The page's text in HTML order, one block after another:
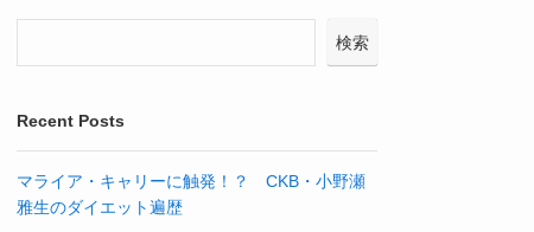
検索
Recent Posts
マライア・キャリーに触発！？ CKB・小野瀬
雅生のダイエット遍歴